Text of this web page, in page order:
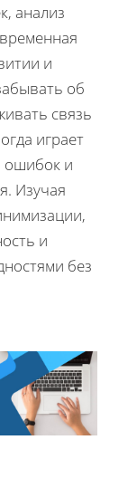
анализ
и
об
связь
играет
и
Изучая
и
без